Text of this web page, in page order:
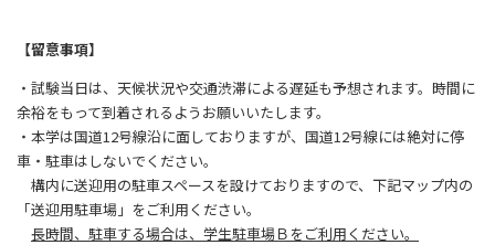
【留意事項】
・試験当日は、天候状況や交通渋滞による遅延も予想されます。時間に
余裕をもって到着されるようお願いいたします。
・本学は国道12号線沿に面しておりますが、国道12号線には絶対に停
車・駐車はしないでください。
構内に送迎用の駐車スペースを設けておりますので、 下記マップ内の
「送迎用駐車場」をご利用ください。
長時間、駐車する場合は、学生駐車場Ｂをご利用ください。